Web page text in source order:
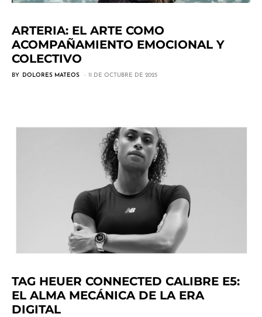
ARTERIA: EL ARTE COMO
ACOMPAÑAMIENTO EMOCIONAL Y
COLECTIVO
BY DOLORES MATEOS 11 DE OCTUBRE DE 2025
TAG HEUER CONNECTED CALIBRE E5:
EL ALMA MECÁNICA DE LA ERA
DIGITAL